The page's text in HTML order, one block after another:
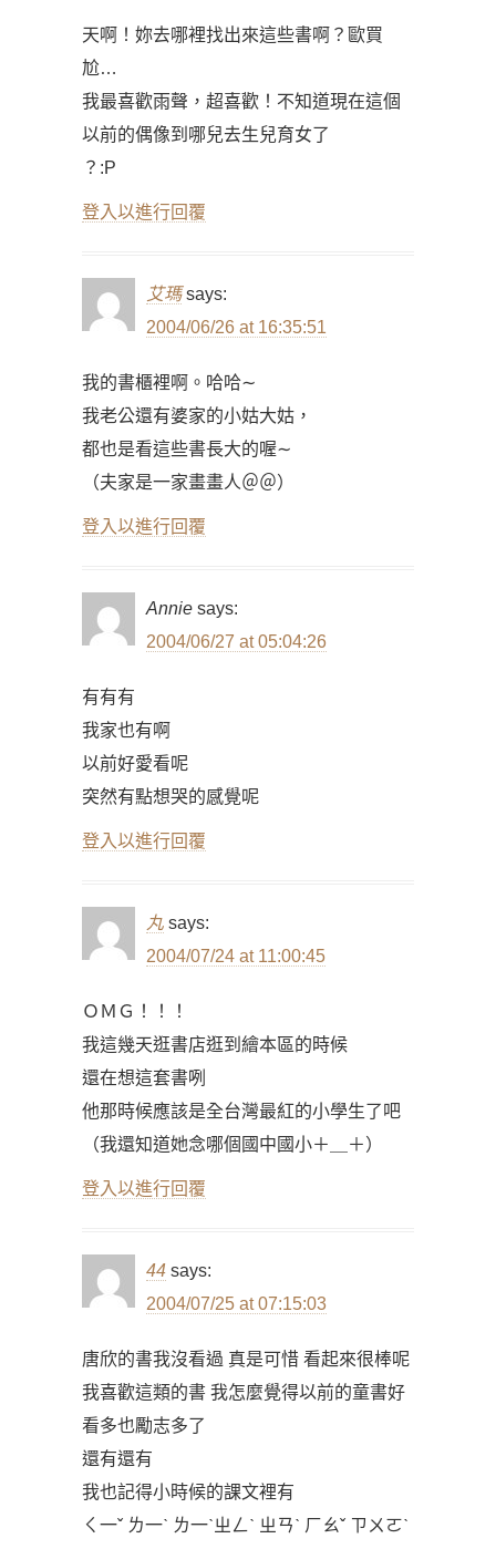
天啊！妳去哪裡找出來這些書啊？歐買
尬…
我最喜歡雨聲，超喜歡！不知道現在這個
以前的偶像到哪兒去生兒育女了
？:P
登入以進行回覆
艾瑪 says:
2004/06/26 at 16:35:51
我的書櫃裡啊。哈哈∼
我老公還有婆家的小姑大姑，
都也是看這些書長大的喔∼
（夫家是一家畫畫人＠＠）
登入以進行回覆
Annie says:
2004/06/27 at 05:04:26
有有有
我家也有啊
以前好愛看呢
突然有點想哭的感覺呢
登入以進行回覆
丸 says:
2004/07/24 at 11:00:45
ＯＭＧ！！！
我這幾天逛書店逛到繪本區的時候
還在想這套書咧
他那時候應該是全台灣最紅的小學生了吧
（我還知道她念哪個國中國小＋＿＋）
登入以進行回覆
44 says:
2004/07/25 at 07:15:03
唐欣的書我沒看過 真是可惜 看起來很棒呢
我喜歡這類的書 我怎麼覺得以前的童書好
看多也勵志多了
還有還有
我也記得小時候的課文裡有
ㄑ一ˇ ㄌ一ˋ ㄌ一ˋㄓㄥˋ ㄓㄢˋ ㄏㄠˇ ㄗㄨㄛˋ